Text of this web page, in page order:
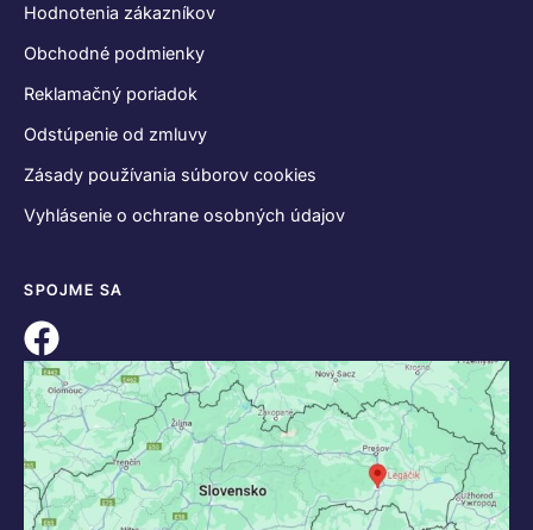
Hodnotenia zákazníkov
Obchodné podmienky
Reklamačný poriadok
Odstúpenie od zmluvy
Zásady používania súborov cookies
Vyhlásenie o ochrane osobných údajov
SPOJME SA